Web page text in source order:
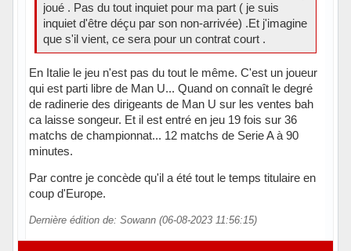
joué . Pas du tout inquiet pour ma part ( je suis
inquiet d'être déçu par son non-arrivée) .Et j'imagine
que s'il vient, ce sera pour un contrat court .
En Italie le jeu n'est pas du tout le même. C'est un joueur
qui est parti libre de Man U... Quand on connaît le degré
de radinerie des dirigeants de Man U sur les ventes bah
ca laisse songeur. Et il est entré en jeu 19 fois sur 36
matchs de championnat... 12 matchs de Serie A à 90
minutes.
Par contre je concède qu'il a été tout le temps titulaire en
coup d'Europe.
Dernière édition de: Sowann (06-08-2023 11:56:15)